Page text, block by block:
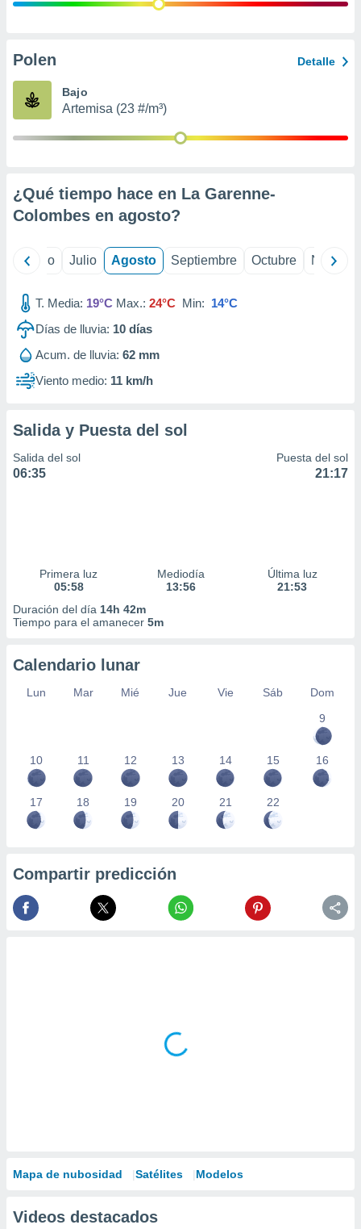
publicidad
de
Polen Detalle
Bajo
Artemisa (23 #/m³)
¿Qué tiempo hace en La Garenne-
Colombes en agosto?
Junio Julio Agosto Septiembre Octubre
T. Media: 19°C Max.: 24°C Min: 14°C
Días de lluvia: 10 días
Acum. de lluvia: 62 mm
Viento medio: 11 km/h
Salida y Puesta del sol
Salida del sol
06:35
Puesta del sol
21:17
Primera luz
05:58
Mediodía
13:56
Última luz
21:53
Duración del día 14h 42m
Tiempo para el amanecer 5m
Calendario lunar
Lun Mar Mié Jue Vie Sáb
Dom
9
10 11 12 13 14 15 16
17 18 19 20 21 22
Compartir predicción
Mapa de nubosidad Satélites Modelos
Videos destacados